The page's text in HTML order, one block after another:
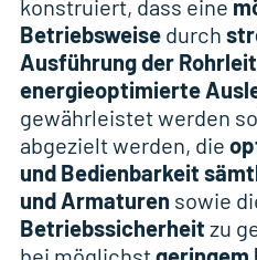
konstruiert, dass eine
Betriebsweisedurch
Ausführung der
energieoptimierte
gewährleistet werden
abgezielt werden, die
und Bedienbarkeit
und Armaturen sowie
Betriebssicherheit zu